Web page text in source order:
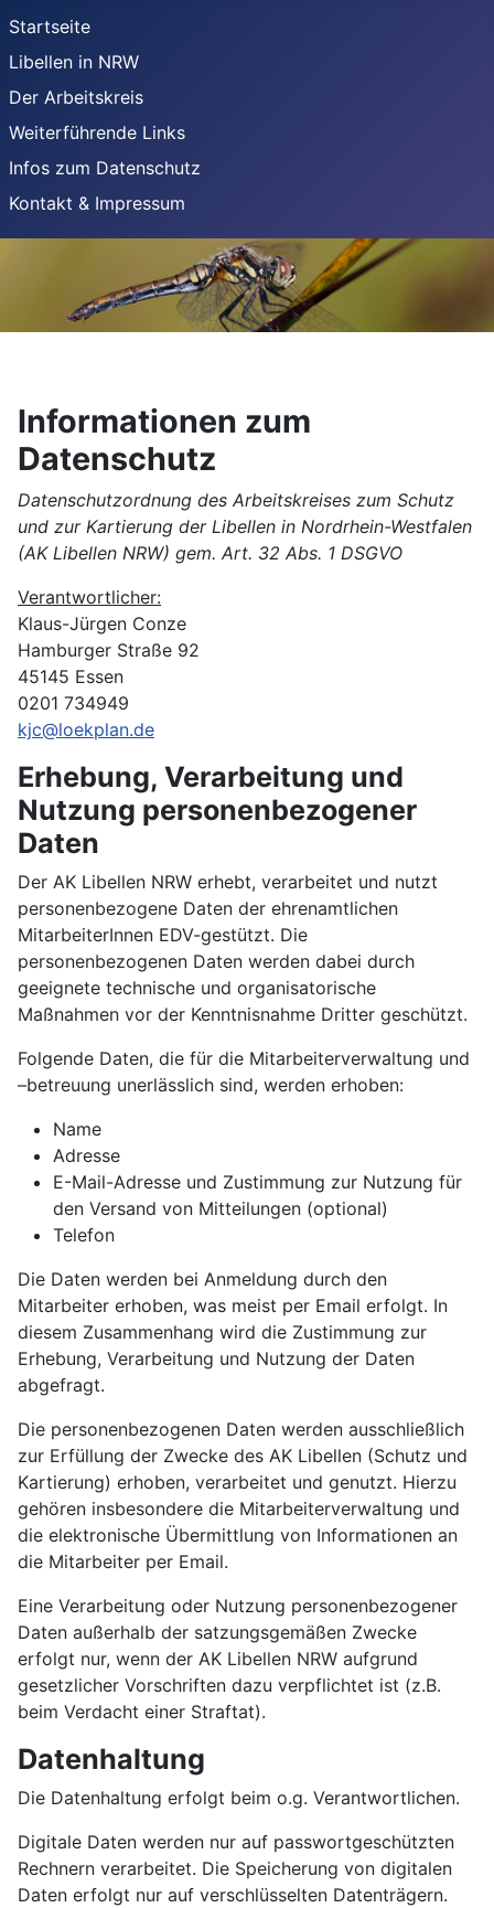
Startseite
Libellen in NRW
Der Arbeitskreis
Weiterführende Links
Infos zum Datenschutz
Kontakt & Impressum
Informationen zum
Datenschutz
Datenschutzordnung des Arbeitskreises zum Schutz
und zur Kartierung der Libellen in Nordrhein-Westfalen
(AK Libellen NRW) gem. Art. 32 Abs. 1 DSGVO
Verantwortlicher:
Klaus-Jürgen Conze
Hamburger Straße 92
45145 Essen
0201 734949
kjc@loekplan.de
Erhebung, Verarbeitung und
Nutzung personenbezogener
Daten
Der AK Libellen NRW erhebt, verarbeitet und nutzt
personenbezogene Daten der ehrenamtlichen
MitarbeiterInnen EDV-gestützt. Die
personenbezogenen Daten werden dabei durch
geeignete technische und organisatorische
Maßnahmen vor der Kenntnisnahme Dritter geschützt.
Folgende Daten, die für die Mitarbeiterverwaltung und
–betreuung unerlässlich sind, werden erhoben:
Name
Adresse
E-Mail-Adresse und Zustimmung zur Nutzung für
den Versand von Mitteilungen (optional)
Telefon
Die Daten werden bei Anmeldung durch den
Mitarbeiter erhoben, was meist per Email erfolgt. In
diesem Zusammenhang wird die Zustimmung zur
Erhebung, Verarbeitung und Nutzung der Daten
abgefragt.
Die personenbezogenen Daten werden ausschließlich
zur Erfüllung der Zwecke des AK Libellen (Schutz und
Kartierung) erhoben, verarbeitet und genutzt. Hierzu
gehören insbesondere die Mitarbeiterverwaltung und
die elektronische Übermittlung von Informationen an
die Mitarbeiter per Email.
Eine Verarbeitung oder Nutzung personenbezogener
Daten außerhalb der satzungsgemäßen Zwecke
erfolgt nur, wenn der AK Libellen NRW aufgrund
gesetzlicher Vorschriften dazu verpflichtet ist (z.B.
beim Verdacht einer Straftat).
Datenhaltung
Die Datenhaltung erfolgt beim o.g. Verantwortlichen.
Digitale Daten werden nur auf passwortgeschützten
Rechnern verarbeitet. Die Speicherung von digitalen
Daten erfolgt nur auf verschlüsselten Datenträgern.